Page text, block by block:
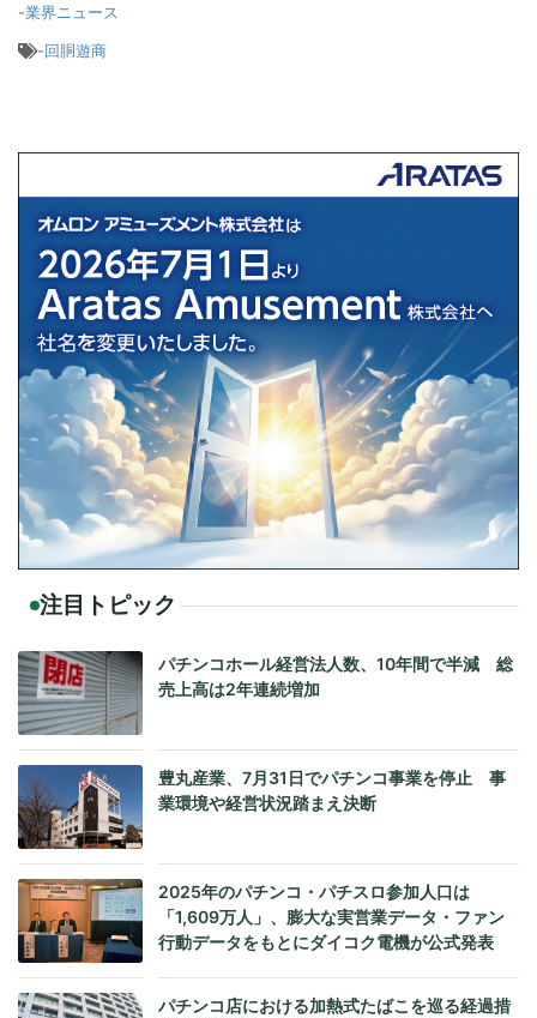
-業界ニュース
-回胴遊商
注目トピック
パチンコホール経営法人数、10年間で半減 総
売上高は2年連続増加
豊丸産業、7月31日でパチンコ事業を停止 事
業環境や経営状況踏まえ決断
2025年のパチンコ・パチスロ参加人口は
「1,609万人」、膨大な実営業データ・ファン
行動データをもとにダイコク電機が公式発表
パチンコ店における加熱式たばこを巡る経過措